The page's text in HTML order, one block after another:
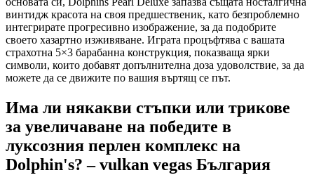
винтидж красота на своя предшественик, като безпроблемно
интегрирате прогресивно изображение, за да подобрите
своето хазартно изживяване. Играта процъфтява с вашата
страхотна 5×3 барабанна конструкция, показваща ярки
символи, които добавят допълнителна доза удоволствие, за да
можете да се движите по вашия въртящ се път.
Има ли някакви стъпки или трикове
за увеличаване на победите в
луксозния перлен комплекс на
Dolphin's? – vulkan vegas България